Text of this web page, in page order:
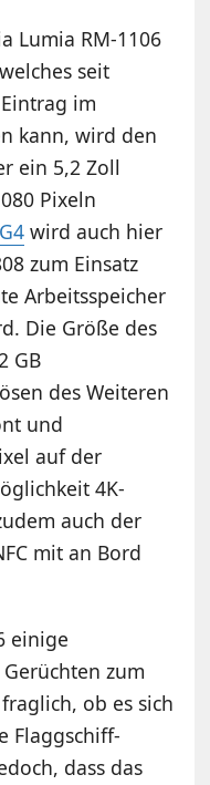
Lumia RM-1106
seit
im
kann, wird den
ein 5,2 Zoll
Pixeln
wird auch hier
zum Einsatz
Arbeitsspeicher
Die Größe des
GB
des Weiteren
und
auf der
4K-
auch der
mit an Bord
einige
zum
ob es sich
Flaggschiff-
dass das